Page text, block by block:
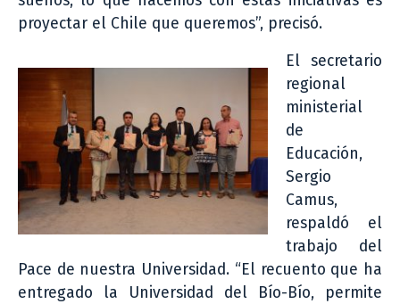
proyectar el Chile que queremos”, precisó.
El secretario
regional
ministerial
de
Educación,
Sergio
Camus,
respaldó el
trabajo del
Pace de nuestra Universidad. “El recuento que ha
entregado la Universidad del Bío-Bío, permite